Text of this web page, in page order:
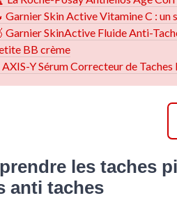
Garnier Skin Active Vitamine C :
Garnier SkinActive Fluide Anti-
BB crème
AXIS-Y Sérum Correcteur de
les taches
anti taches